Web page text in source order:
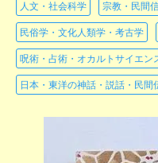
人文・社会科学 宗教・民間
民俗学・文化人類学・考古学
呪術・占術・オカルトサイエン
日本・東洋の神話・説話・民間